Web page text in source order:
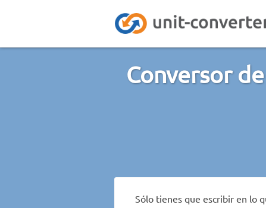
Conversor
Sólo tienes que escribir en lo